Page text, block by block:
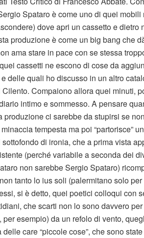
Spataro è come uno di quei
dove apri un cassetto e
produzione è come un big bang che
ama stare in pace con se stessa
cassetti ne escono di cose da
delle quali ho discusso in un altro
Cilento. Compaiono allora quei minuti,
intimo e sommesso. A pensare
produzione ci sarebbe da stupirsi se
tempesta ma poi “partorisce”
di ironia, che a prima vista
(perché variabile a seconda dei
non sarebbe Sergio Spataro)
tanto lo ius soli (palermitano solo
si è detto, quei poetici colloqui con
che scarti non lo sono davvero
esempio) da un refolo di vento,
care “piccole cose”, che sono